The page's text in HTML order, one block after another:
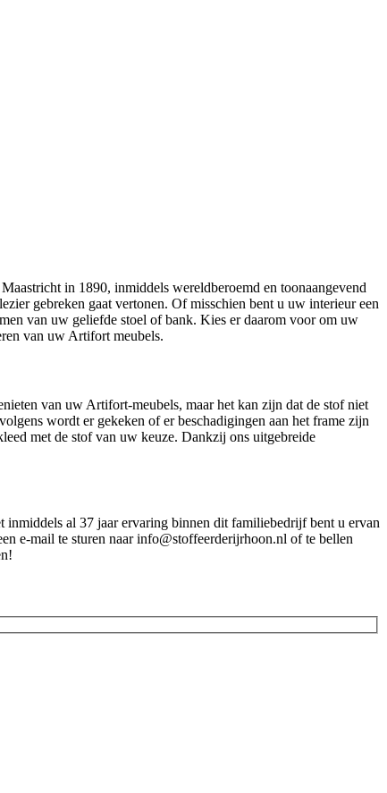
in 1890, inmiddels wereldberoemd en toonaangevend
gebreken gaat vertonen. Of misschien bent u uw interieur een
van uw geliefde stoel of bank. Kies er daarom voor om uw
van uw Artifort meubels.
van uw Artifort-meubels, maar het kan zijn dat de stof niet
wordt er gekeken of er beschadigingen aan het frame zijn
met de stof van uw keuze. Dankzij ons uitgebreide
al 37 jaar ervaring binnen dit familiebedrijf bent u ervan
e-mail te sturen naar info@stoffeerderijrhoon.nl of te bellen